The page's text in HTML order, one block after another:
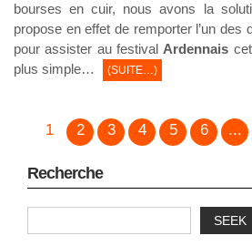
bourses en cuir, nous avons la
propose en effet de remporter l’un
pour assister au festival Ardennais
plus simple…
(SUITE…)
1 2 3 4 5 6 ...
Recherche
SEEK